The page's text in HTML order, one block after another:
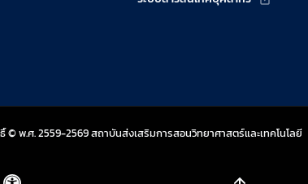
© พ.ศ. 2559-2569 สถาบันส่งเสริมการสอนวิทยาศาสตร์และเทคโนโลยี